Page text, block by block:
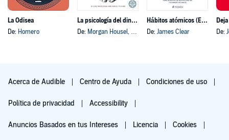
La Odisea
De: Homero
La psicología del dinero
De: Morgan Housel, y otros
Hábitos atómicos (Español neutro)
De: James Clear
De:
Acerca de Audible Centro de Ayuda Condiciones de uso
Política de privacidad Accessibility
Anuncios Basados en tus Intereses Licencia Cookies